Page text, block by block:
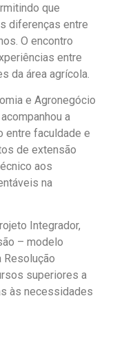
que
diferenças entre
O encontro
entre
da área agrícola.
e Agronegócio
a
entre faculdade e
de extensão
aos
na
Integrador,
– modelo
Resolução
superiores a
às necessidades